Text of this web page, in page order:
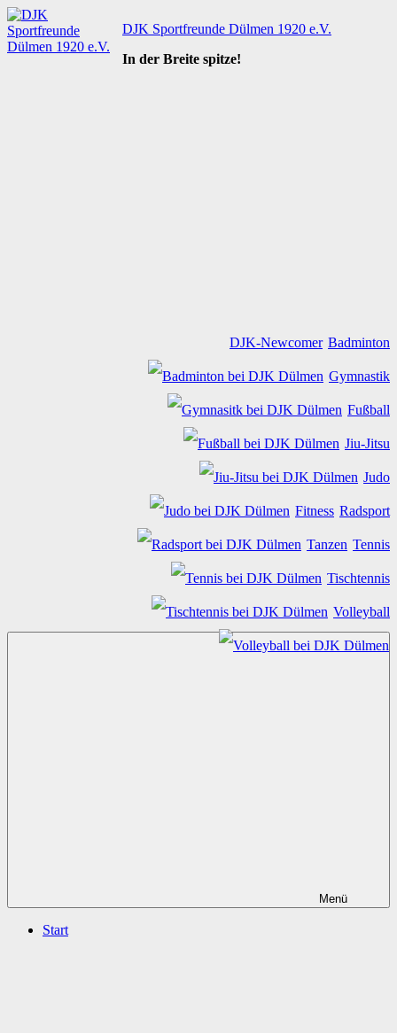
Zum
Inhalt
springen
DJK Sportfreunde Dülmen 1920 e.V.
In der Breite spitze!
DJK-Newcomer Badminton
Gymnastik
Fußball
Jiu-Jitsu
Judo
Fitness Radsport
Tanzen Tennis
Tischtennis
Volleyball
Menü
Start